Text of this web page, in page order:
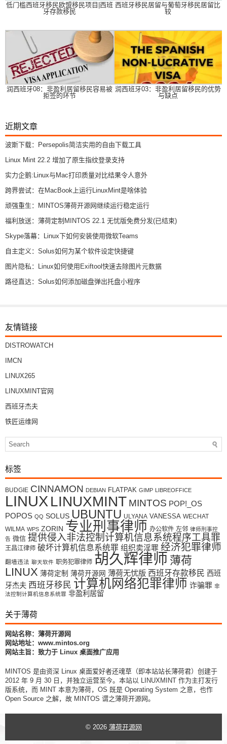
低门槛西班牙移民欧盟移民项目|西班
牙存款移民
西班牙移民居留与葡萄牙移民居留比
较
润西班牙08：非盈利居留移民容易被
拒签的环节
润西班牙03：非盈利居留移民的优势
与缺点
近期文章
波斯下载：Persepolis简洁实用的自由下载工具
Linux Mint 22.2 增加了原生指纹登录支持
实力企鹅:Linux与Mac打印质量对比结果令人意外
跨界尝试：在MacBook上运行LinuxMint是啥体验
顽强重生：MINTOS薄荷开源网继续运行稳定运行
福利放送：薄荷定制MINTOS 22.1 无忧版免费分发(已结束)
Skype落幕：Linux下如何安装使用微软Teams
自主定义：Solus如何为某个软件设定快捷键
图片隐私：Linux如何使用Exiftool快速去除图片元数据
路径直达：Solus如何添加磁盘弹出托盘小程序
友情链接
DISTROWATCH
IMCN
LINUX265
LINUXMINT官网
西班牙杰夫
铁匠运维网
标签
BUDGIE CINNAMON DEBIAN FLATPAK GIMP LIBREOFFICE
LINUX LINUXMINT MINTOS POP!_OS
POPOS QQ SOLUS UBUNTU ULYANA VANESSA WECHAT
WILMA WPS ZORIN 专业刑事律师 办公软件 左邻 律师刑事控
告 微信 提供侵入非法控制计算机信息系统程序工具罪
王昌江律师 破坏计算机信息系统罪 组织卖淫罪 经济犯罪律师
翻墙违法 聊天软件 职务犯罪律师 胡久辉律师 薄荷
LINUX 薄荷定制 薄荷开源网 薄荷无忧版 西班牙存款移民 西班
牙杰夫 西班牙移民 计算机网络犯罪律师 诈骗罪 非
法控制计算机信息系统罪 非盈利居留
关于薄荷
网站名称：薄荷开源网
网站地址：www.mintos.org
网站主旨：致力于 Linux 桌面推广应用
MINTOS 是由资深 Linux 桌面爱好者还魂草（即本站站长薄荷君）创建于
2012 年 9 月 30 日，并独立运营至今。本站以 LINUXMINT 作为主打发行
版系统，而 MINT 本意为薄荷，OS 既是 Operating System 之意，也作
Open Source 之解，故 MINTOS 谓之薄荷开源网。
© 2026 薄荷开源网